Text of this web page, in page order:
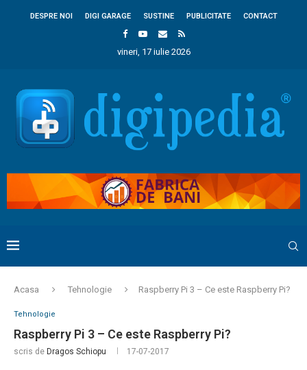
DESPRE NOI DIGI GARAGE SUSTINE PUBLICITATE CONTACT
vineri, 17 iulie 2026
Acasa Tehnologie Raspberry Pi 3 – Ce este Raspberry Pi?
Tehnologie
Raspberry Pi 3 – Ce este Raspberry Pi?
scris de Dragos Schiopu 17-07-2017